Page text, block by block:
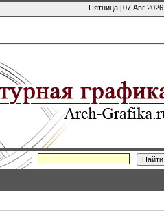
Пятница | 07 Авг 2026